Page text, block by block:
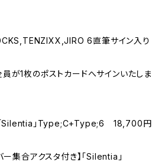
6直筆サイン入り
枚のポストカードへサインいたしま
「Silentia」Type;C+Type;6 18,700円
ー集合アクスタ付き】「Silentia」